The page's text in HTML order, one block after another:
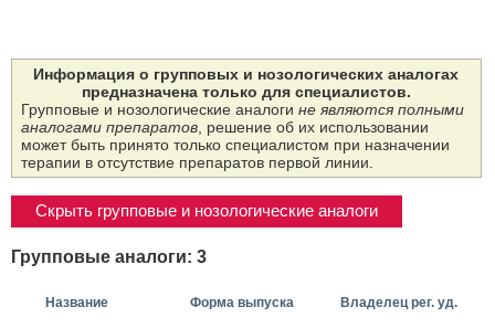
Информация о групповых и нозологических аналогах
предназначена только для специалистов.
Групповые и нозологические аналоги не являются полными
аналогами препаратов, решение об их использовании
может быть принято только специалистом при назначении
терапии в отсутствие препаратов первой линии.
Скрыть групповые и нозологические аналоги
Групповые аналоги: 3
Название Форма выпуска Владелец рег. уд.